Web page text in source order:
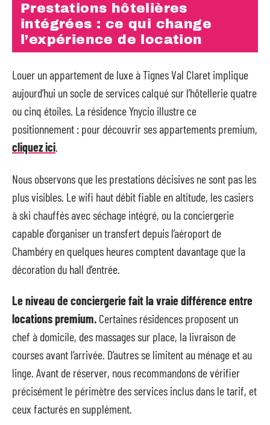
Prestations hôtelières
intégrées : ce qui change
l’expérience de location
Louer un appartement de luxe à Tignes Val Claret implique
aujourd’hui un socle de services calqué sur l’hôtellerie quatre
ou cinq étoiles. La résidence Ynycio illustre ce
positionnement : pour découvrir ses appartements premium,
cliquez ici.
Nous observons que les prestations décisives ne sont pas les
plus visibles. Le wifi haut débit fiable en altitude, les casiers
à ski chauffés avec séchage intégré, ou la conciergerie
capable d’organiser un transfert depuis l’aéroport de
Chambéry en quelques heures comptent davantage que la
décoration du hall d’entrée.
Le niveau de conciergerie fait la vraie différence entre
locations premium. Certaines résidences proposent un
chef à domicile, des massages sur place, la livraison de
courses avant l’arrivée. D’autres se limitent au ménage et au
linge. Avant de réserver, nous recommandons de vérifier
précisément le périmètre des services inclus dans le tarif, et
ceux facturés en supplément.